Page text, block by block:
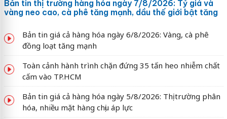
Bản tin thị trường hàng hóa ngày 7/8/2026: Tỷ giá và
vàng neo cao, cà phê tăng mạnh, dầu thế giới bật tăng
Bản tin giá cả hàng hóa ngày 6/8/2026: Vàng, cà phê
đồng loạt tăng mạnh
Toàn cảnh hành trình chặn đứng 35 tấn heo nhiễm chất
cấm vào TP.HCM
Bản tin giá cả hàng hóa ngày 5/8/2026: Thị trường phân
hóa, nhiều mặt hàng chịu áp lực